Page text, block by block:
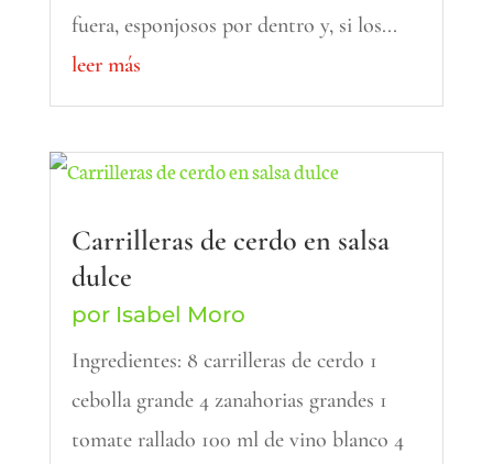
fuera, esponjosos por dentro y, si los...
leer más
Carrilleras de cerdo en salsa
dulce
por Isabel Moro
Ingredientes: 8 carrilleras de cerdo 1
cebolla grande 4 zanahorias grandes 1
tomate rallado 100 ml de vino blanco 4